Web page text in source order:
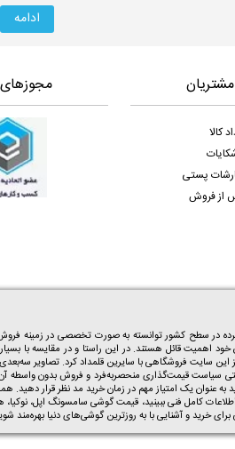
ادامه
کالا
پستی
از فروش
خود اهمیت قائل هستند. در این راستا و در مقایسه با
سایت فروشگاهی با سایرین قلمداد کرد. تصاویر
سایر فروشگاه‌های اینترنتی سیاست قیمت‌گذاری
کامل فنی ببینید، قیمت گوشی سامسونگاپل،
خرید و آشنایی با به روزترین گوشی‌های دنیا بهره‌مند